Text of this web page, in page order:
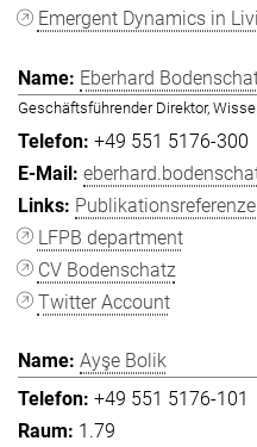
Emergent Dynamics in
Eberhard
Geschäftsführender Direktor,
+49 551 5176-300
LFPB department
CV Bodenschatz
Twitter Account
Ayşe Bolik
+49 551 5176-101
1.79